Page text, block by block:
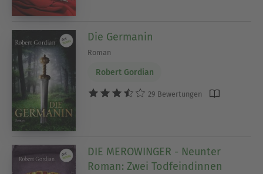
Die Germanin
Roman
Robert Gordian
29 Bewertungen
DIE MEROWINGER - Neunter
Roman: Zwei Todfeindinnen